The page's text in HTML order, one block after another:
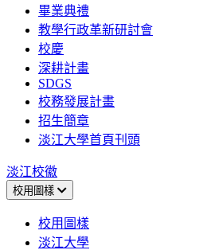
畢業典禮
教學行政革新研討會
校慶
深耕計畫
SDGS
校務發展計畫
招生簡章
淡江大學首頁刊頭
淡江校徽
校用圖樣
校用圖樣
淡江大學